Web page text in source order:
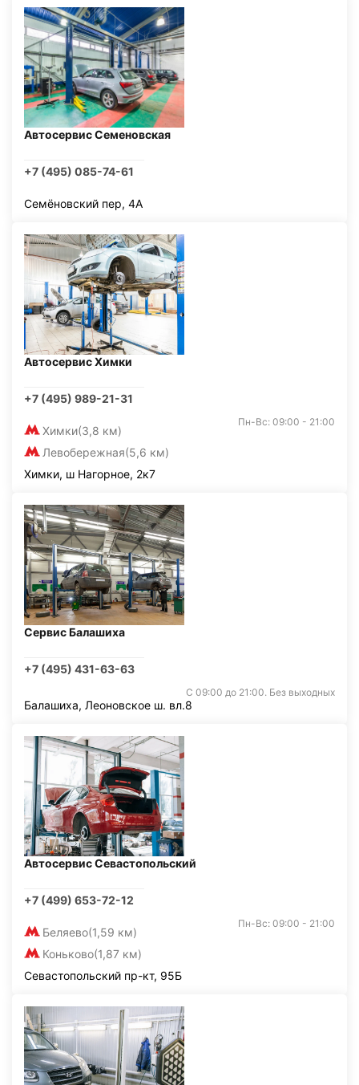
Автосервис Семеновская
+7 (495) 085-74-61
Семёновский пер, 4А
Автосервис Химки
+7 (495) 989-21-31
Химки(3,8 км)
Левобережная(5,6 км)
Пн-Вс: 09:00 - 21:00
Химки, ш Нагорное, 2к7
Сервис Балашиха
+7 (495) 431-63-63
С 09:00 до 21:00. Без выходных
Балашиха, Леоновское ш. вл.8
Автосервис Севастопольский
+7 (499) 653-72-12
Беляево(1,59 км)
Коньково(1,87 км)
Пн-Вс: 09:00 - 21:00
Севастопольский пр-кт, 95Б